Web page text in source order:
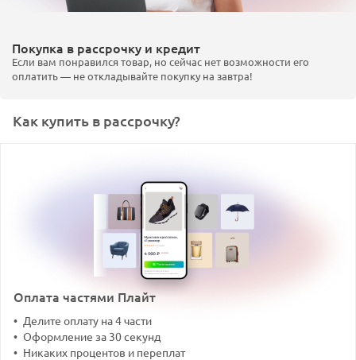
Покупка в рассрочку и кредит
Если вам понравился товар, но сейчас нет возможности его
оплатить — не откладывайте покупку на завтра!
Как купить в рассрочку?
Оплата частями Плайт
Делите оплату на 4 части
Оформление за 30 секунд
Никаких процентов и переплат